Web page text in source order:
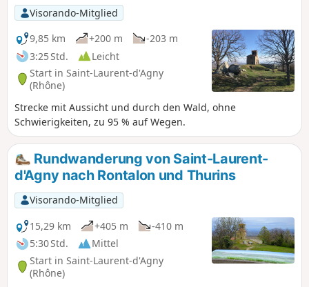
Visorando-Mitglied
9,85 km
+200 m
-203 m
3:25 Std.
Leicht
Start in Saint-Laurent-d'Agny
(Rhône)
Strecke mit Aussicht und durch den Wald, ohne
Schwierigkeiten, zu 95 % auf Wegen.
Rundwanderung von Saint-Laurent-
d'Agny nach Rontalon und Thurins
Visorando-Mitglied
15,29 km
+405 m
-410 m
5:30 Std.
Mittel
Start in Saint-Laurent-d'Agny
(Rhône)